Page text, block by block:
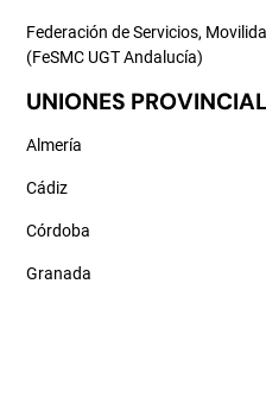
Federación de Servicios,
(FeSMC UGT Andalucía)
UNIONES
Almería
Cádiz
Córdoba
Granada